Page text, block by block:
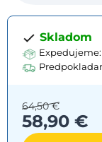
Skladom
Expedujeme:
58,90 €
64,50 €